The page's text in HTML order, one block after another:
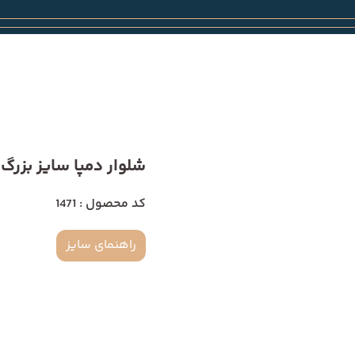
شلوار دمپا سایز بزرگ 1471
کد محصول : 1471
راهنمای سایز